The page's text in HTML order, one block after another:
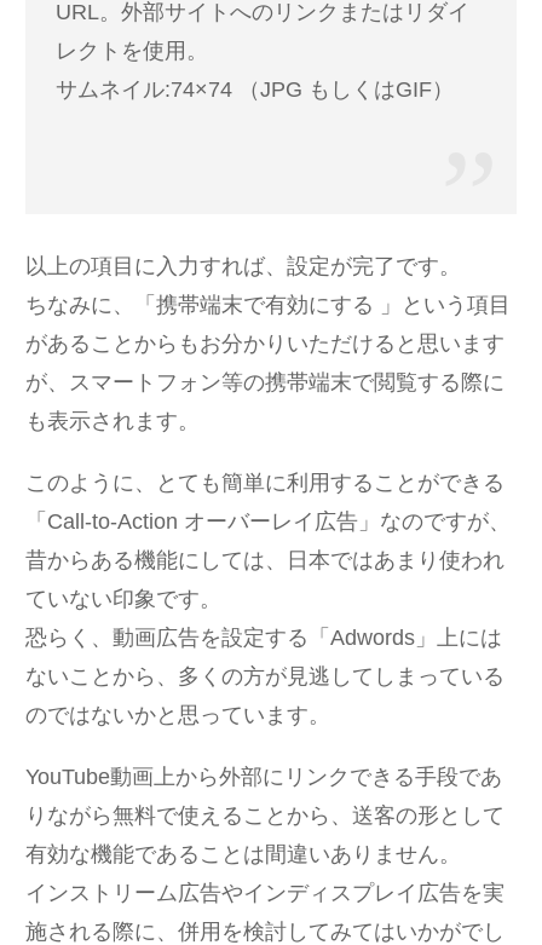
URL。外部サイトへのリンクまたはリダイ
レクトを使用。
サムネイル:74×74 （JPG もしくはGIF）
以上の項目に入力すれば、設定が完了です。
ちなみに、「携帯端末で有効にする 」という項目
があることからもお分かりいただけると思います
が、スマートフォン等の携帯端末で閲覧する際に
も表示されます。
このように、とても簡単に利用することができる
「Call-to-Action オーバーレイ広告」なのですが、
昔からある機能にしては、日本ではあまり使われ
ていない印象です。
恐らく、動画広告を設定する「Adwords」上には
ないことから、多くの方が見逃してしまっている
のではないかと思っています。
YouTube動画上から外部にリンクできる手段であ
りながら無料で使えることから、送客の形として
有効な機能であることは間違いありません。
インストリーム広告やインディスプレイ広告を実
施される際に、併用を検討してみてはいかがでし